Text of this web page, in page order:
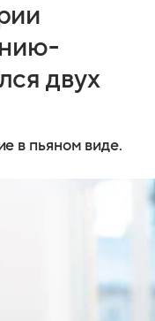
двух
в пьяном виде.